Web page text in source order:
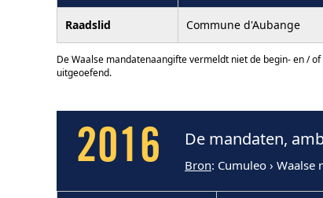
Raadslid Commune d'Aubange
De Waalse mandatenaangifte vermeldt niet de begin- en /
uitgeoefend.
2016 De mandaten,
Bron: Cumuleo ›